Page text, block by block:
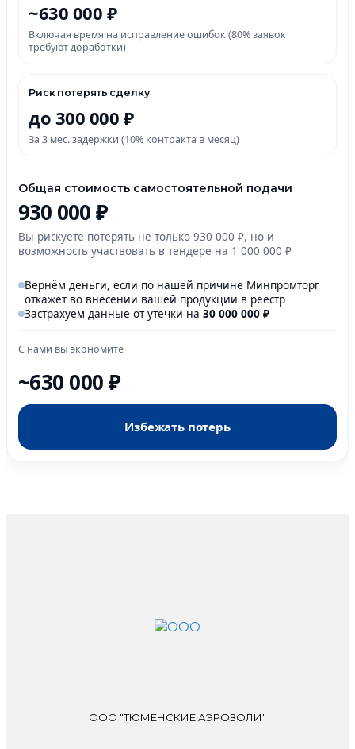
~630 000 ₽
Включая время на исправление ошибок (80% заявок
требуют доработки)
Риск потерять сделку
до 300 000 ₽
За 3 мес. задержки (10% контракта в месяц)
Общая стоимость самостоятельной подачи
930 000 ₽
Вы рискуете потерять не только 930 000 ₽, но и
возможность участвовать в тендере на 1 000 000 ₽
Вернём деньги, если по нашей причине Минпромторг
откажет во внесении вашей продукции в реестр
Застрахуем данные от утечки на 30 000 000 ₽
С нами вы экономите
~630 000 ₽
Избежать потерь
ООО "ТЮМЕНСКИЕ АЭРОЗОЛИ"